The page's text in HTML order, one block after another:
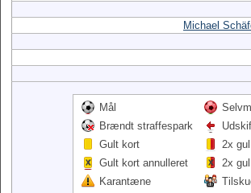
Michael
Mål
Brændt straffespark
Gult kort
2x gul
Gult kort annulleret
2x
Karantæne